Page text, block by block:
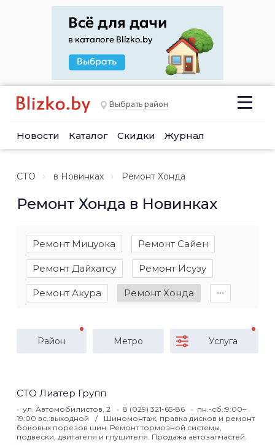
Выбрать район
Новости Каталог Скидки Журнал
СТО в Новинках Ремонт Хонда
Ремонт Хонда в Новинках
Ремонт Мицуока Ремонт Сайен
Ремонт Дайхатсу Ремонт Исузу
Ремонт Акура Ремонт Хонда ∙∙∙
Район Метро Услуга
СТО Лиатер Групп
ул. Автомобилистов, 2 8 (029) 321-65-86
пн.-сб.:9:00–
19:00 вс.:выходной
Шиномонтаж, правка дисков и ремонт
боковых порезов шин. Ремонт тормозной системы,
подвески, двигателя и глушителя. Продажа автозапчастей.